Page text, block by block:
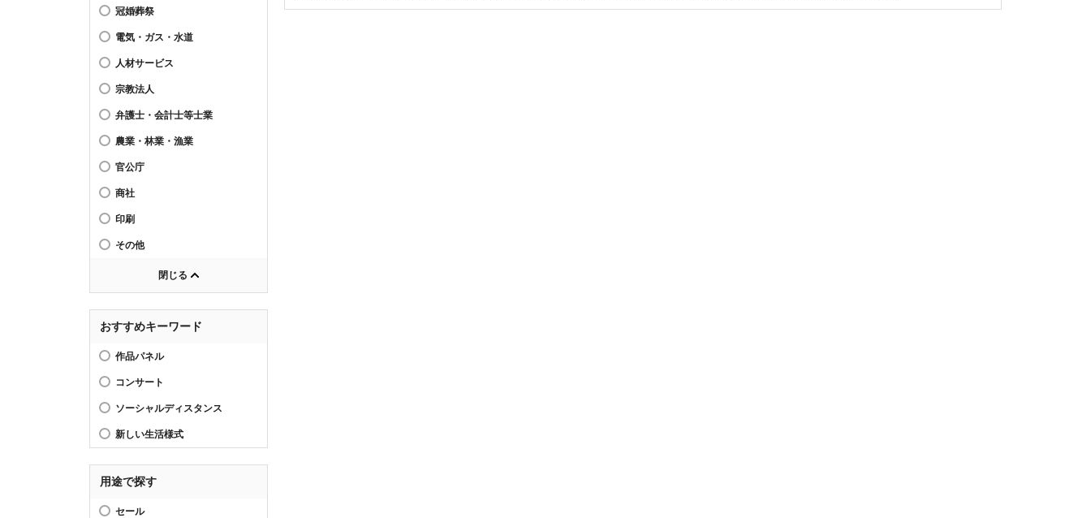
冠婚葬祭
電気・ガス・水道
人材サービス
宗教法人
弁護士・会計士等士業
農業・林業・漁業
官公庁
商社
印刷
その他
閉じる
おすすめキーワード
作品パネル
コンサート
ソーシャルディスタンス
新しい生活様式
用途で探す
セール